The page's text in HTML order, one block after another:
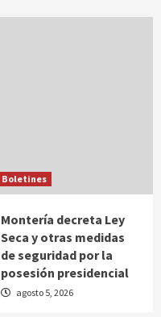
Boletines
Montería decreta Ley
Seca y otras medidas
de seguridad por la
posesión presidencial
agosto 5, 2026